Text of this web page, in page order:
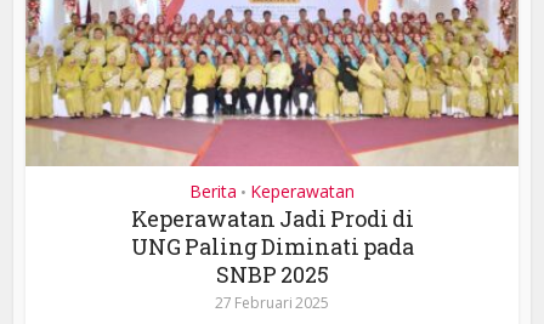
Berita • Keperawatan
Keperawatan Jadi Prodi di
UNG Paling Diminati pada
SNBP 2025
27 Februari 2025